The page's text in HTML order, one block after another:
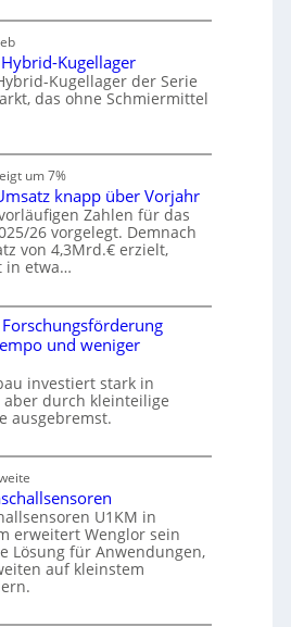
Kugellager
Kugellager der Serie
das ohne Schmiermittel
um 7%
knapp über Vorjahr
Zahlen für das
26 vorgelegt. Demnach
von 4,3Mrd.€ erzielt,
in etwa…
und weniger
investiert stark in
aber durch kleinteilige
ausgebremst.
U1KM in
erweitert Wenglor sein
Lösung für Anwendungen,
auf kleinstem